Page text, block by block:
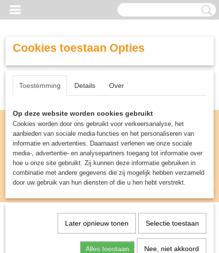
Inloggen Registreren
UW WINKELWAGEN
(0)
Spellen & Puzzels> Cobra Twist - Breinbreker
Cookies toestaan Opties
Toestemming Details Over
Op deze website worden cookies gebruikt
Cookies worden door ons gebruikt voor verkeersanalyse, het
aanbieden van sociale media-functies en het personaliseren van
informatie en advertenties. Daarnaast verlenen we onze sociale
media-, advertentie- en analysepartners toegang tot informatie over
hoe u onze site gebruikt. Zij kunnen deze informatie gebruiken in
combinatie met andere gegevens die zij mogelijk hebben verzameld
door uw gebruik van hun diensten of die u hen hebt verstrekt.
Later opnieuw tonen Selectie toestaan
Alles toestaan Nee, niet akkoord